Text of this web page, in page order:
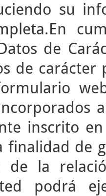
su
de
de carácter
inscrito
finalidad de
de la
podrá